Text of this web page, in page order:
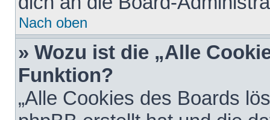
Nach oben
» Wozu ist die „Alle
Funktion?
„Alle Cookies des Boards